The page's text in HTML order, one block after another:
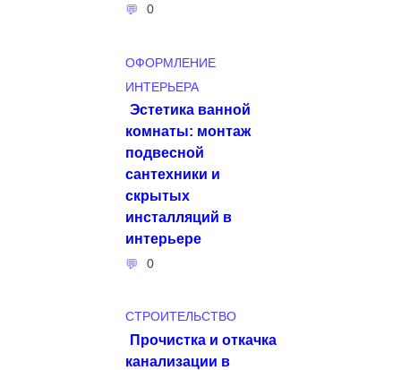
0
ОФОРМЛЕНИЕ
ИНТЕРЬЕРА
Эстетика ванной
комнаты: монтаж
подвесной
сантехники и
скрытых
инсталляций в
интерьере
0
СТРОИТЕЛЬСТВО
Прочистка и откачка
канализации в